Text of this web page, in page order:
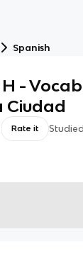
Spanish
-
Ciudad
Rate it